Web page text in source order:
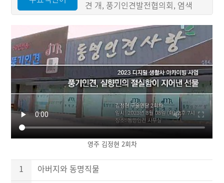
견 개, 풍기인견발전협의회, 염색
영주 김정현 2회차
1
아버지와 동명직물